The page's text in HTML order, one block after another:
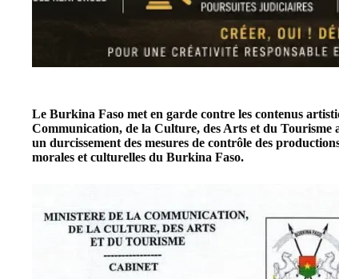
Le Burkina Faso met en garde contre les contenus
Communication, de la Culture, des Arts et du Tourisme
un durcissement des mesures de contrôle des
morales et culturelles du Burkina Faso.